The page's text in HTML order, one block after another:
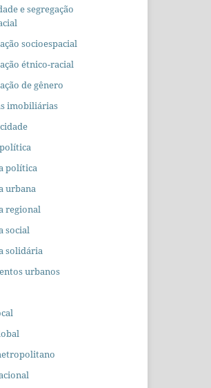
e segregação
socioespacial
étnico-racial
de gênero
imobiliárias
política
urbana
regional
social
solidária
urbanos